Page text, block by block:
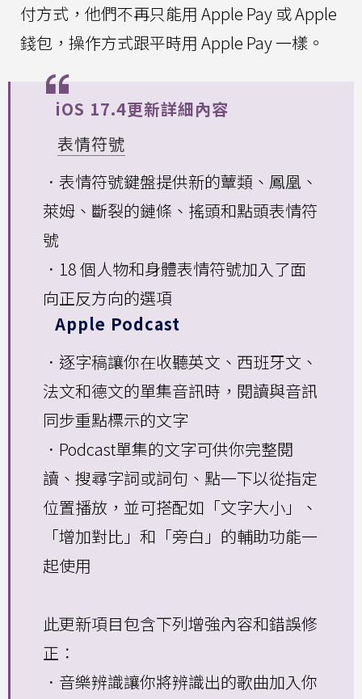
付方式，他們不再只能用 Apple Pay 或 Apple
錢包，操作方式跟平時用 Apple Pay 一樣。
iOS 17.4更新詳細內容
表情符號
．表情符號鍵盤提供新的蕈類、鳳凰、
萊姆、斷裂的鏈條、搖頭和點頭表情符
號
．18 個人物和身體表情符號加入了面
向正反方向的選項
Apple Podcast
．逐字稿讓你在收聽英文、西班牙文、
法文和德文的單集音訊時，閱讀與音訊
同步重點標示的文字
．Podcast單集的文字可供你完整閱
讀、搜尋字詞或詞句、點一下以從指定
位置播放，並可搭配如「文字大小」、
「增加對比」和「旁白」的輔助功能一
起使用
此更新項目包含下列增強內容和錯誤修
正：
．音樂辨識讓你將辨識出的歌曲加入你